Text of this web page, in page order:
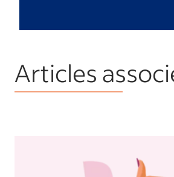
Articles